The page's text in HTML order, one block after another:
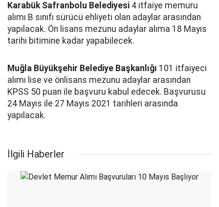
Karabük Safranbolu Belediyesi 4 itfaiye memuru
alımı B sınıfı sürücü ehliyeti olan adaylar arasından
yapılacak. Ön lisans mezunu adaylar alıma 18 Mayıs
tarihi bitimine kadar yapabilecek.
Muğla Büyükşehir Belediye Başkanlığı 101 itfaiyeci
alımı lise ve önlisans mezunu adaylar arasından
KPSS 50 puan ile başvuru kabul edecek. Başvurusu
24 Mayıs ile 27 Mayıs 2021 tarihleri arasında
yapılacak.
İlgili Haberler